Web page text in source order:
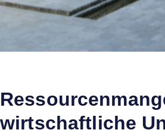
wirtschaftliche